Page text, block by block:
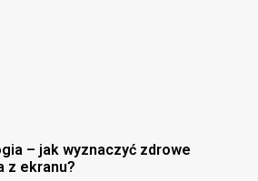
– jak wyznaczyć zdrowe
z ekranu?